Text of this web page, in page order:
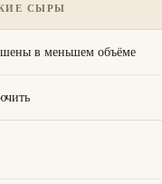
СЫРЫ
в меньшем объёме